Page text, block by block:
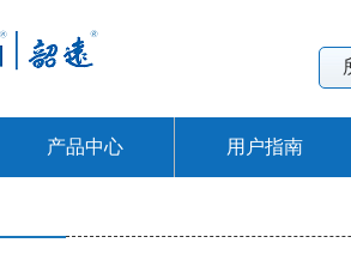
产品中心 用户指南